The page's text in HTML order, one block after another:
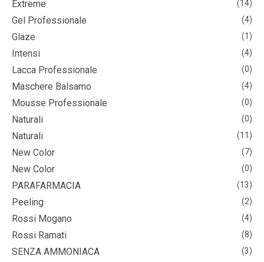
Extreme (14)
Gel Professionale (4)
Glaze (1)
Intensi (4)
Lacca Professionale (0)
Maschere Balsamo (4)
Mousse Professionale (0)
Naturali (0)
Naturali (11)
New Color (7)
New Color (0)
PARAFARMACIA (13)
Peeling (2)
Rossi Mogano (4)
Rossi Ramati (8)
SENZA AMMONIACA (3)